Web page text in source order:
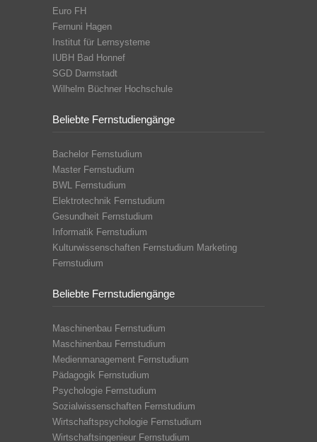
Euro FH
Fernuni Hagen
Institut für Lernsysteme
IUBH Bad Honnef
SGD Darmstadt
Wilhelm Büchner Hochschule
Beliebte Fernstudiengänge
Bachelor Fernstudium
Master Fernstudium
BWL Fernstudium
Elektrotechnik Fernstudium
Gesundheit Fernstudium
Informatik Fernstudium
Kulturwissenschaften Fernstudium Marketing
Fernstudium
Beliebte Fernstudiengänge
Maschinenbau Fernstudium
Maschinenbau Fernstudium
Medienmanagement Fernstudium
Pädagogik Fernstudium
Psychologie Fernstudium
Sozialwissenschaften Fernstudium
Wirtschaftspsychologie Fernstudium
Wirtschaftsingenieur Fernstudium